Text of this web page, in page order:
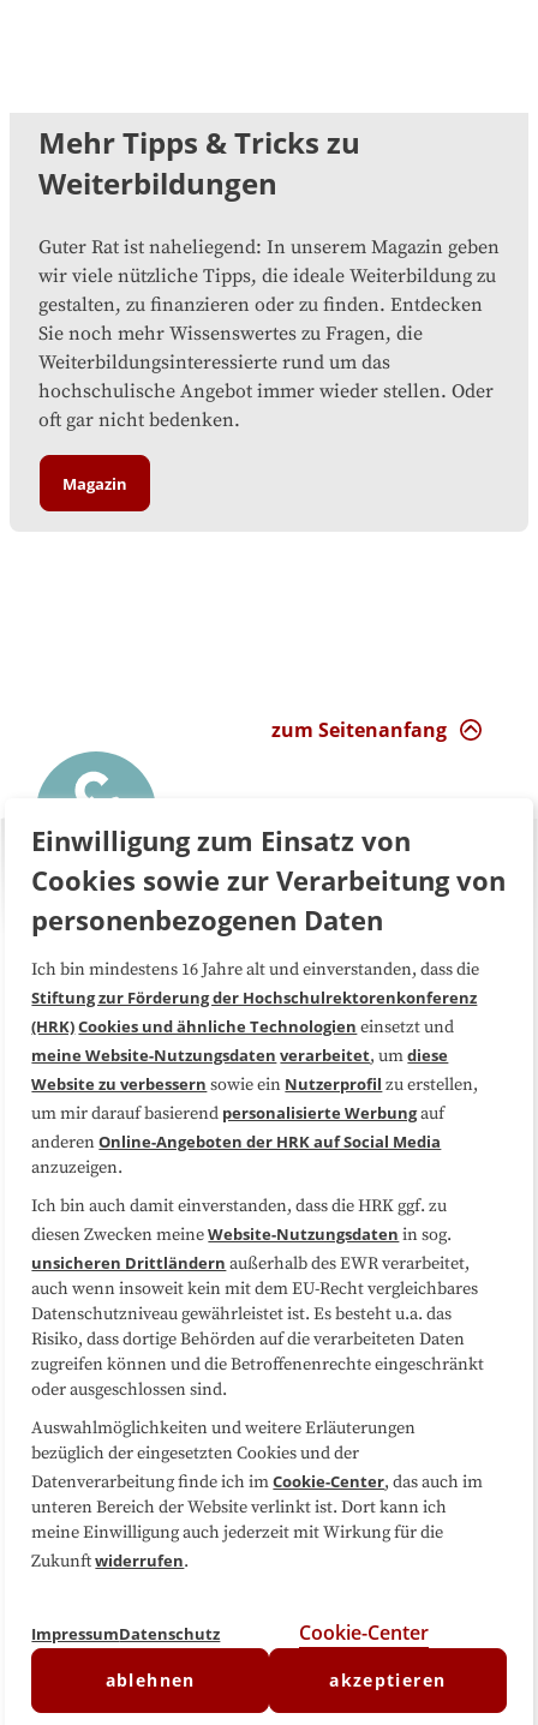
Mehr Tipps & Tricks zu
Weiterbildungen
Guter Rat ist naheliegend: In unserem Magazin geben
wir viele nützliche Tipps, die ideale Weiterbildung zu
gestalten, zu finanzieren oder zu finden. Entdecken
Sie noch mehr Wissenswertes zu Fragen, die
Weiterbildungsinteressierte rund um das
hochschulische Angebot immer wieder stellen. Oder
oft gar nicht bedenken.
Magazin
zum Seitenanfang
Über uns FAQ
Medienarbeit Kooperationen
Datenschutzerklärung Impressum
Sitemap
Folgen Sie uns
Einwilligung zum Einsatz von
Cookies sowie zur Verarbeitung von
personenbezogenen Daten
Ich bin mindestens 16 Jahre alt und einverstanden, dass die
Stiftung zur Förderung der Hochschulrektorenkonferenz
(HRK)Cookies und ähnliche Technologien einsetzt und
meine Website-Nutzungsdaten verarbeitet, umdiese
Website zu verbessern sowie ein Nutzerprofil zu erstellen,
um mir darauf basierend personalisierte Werbungauf
anderenOnline-Angeboten der HRK auf Social Media
anzuzeigen.
Ich bin auch damit einverstanden, dass die HRK ggf. zu
diesen Zwecken meineWebsite-Nutzungsdaten in sog.
unsicheren Drittländern außerhalb des EWR verarbeitet,
auch wenn insoweit kein mit dem EU-Recht vergleichbares
Datenschutzniveau gewährleistet ist. Es besteht u.a. das
Risiko, dass dortige Behörden auf die verarbeiteten Daten
zugreifen können und die Betroffenenrechte eingeschränkt
oder ausgeschlossen sind.
Auswahlmöglichkeiten und weitere Erläuterungen
bezüglich der eingesetzten Cookies und der
Datenverarbeitung finde ich imCookie-Center, das auch im
unteren Bereich der Website verlinkt ist. Dort kann ich
meine Einwilligung auch jederzeit mit Wirkung für die
Zukunftwiderrufen.
ImpressumDatenschutz Cookie-Center
ablehnen akzeptieren